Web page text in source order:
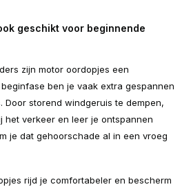
geschikt voor beginnende
zijn motor oordopjes een
ben je vaak extra gespannen
Door storend windgeruis te dempen,
het verkeer en leer je ontspannen
je dat gehoorschade al in een vroeg
rijd je comfortabeler en bescherm